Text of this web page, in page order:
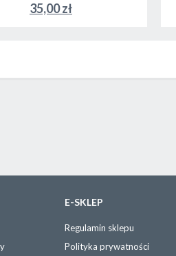
35,00 zł
E-SKLEP
Regulamin sklepu
Polityka prywatności